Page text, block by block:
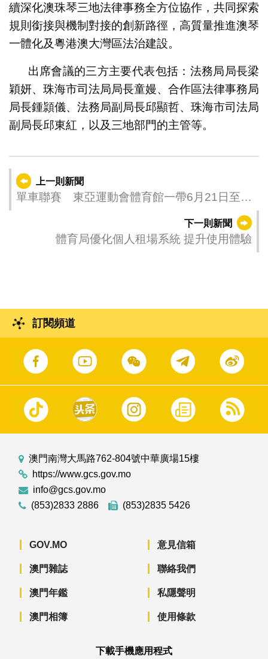
續深化澳珠琴三地法律事務全方位協作，共同探索
規則銜接與機制對接的創新路徑，高質量推進澳琴
一體化及粵港澳大灣區法治建設。
出席會議的三方主要代表包括：法務局局長梁
穎妍、珠海市司法局局長童嫚、合作區法律事務局
局長鍾頴儀、法務局副局長邱顯哲、珠海市司法局
副局長邱東紅，以及三地部門的主管等。
上一則新聞
單車聯賽 東亞運動會體育館一帶6月21日至22
下一則新聞
體育局優化個人租場系統 提升使用體驗
訂閱頻道
澳門南灣大馬路762-804號中華廣場15樓
https://www.gcs.gov.mo
info@gcs.gov.mo
(853)2833 2886
(853)2835 5426
GOV.MO
澳門雜誌
澳門年鑑
澳門相簿
意見信箱
聯絡我們
私隱聲明
使用條款
下載手機應用程式